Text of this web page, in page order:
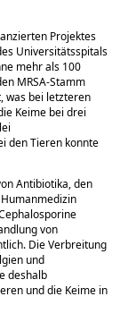
Projektes
Universitätsspitals
mehr als 100
MRSA-Stamm
was bei letzteren
Keime bei drei
den Tieren konnte
Antibiotika, den
von
Die Verbreitung
und
deshalb
und die Keime in